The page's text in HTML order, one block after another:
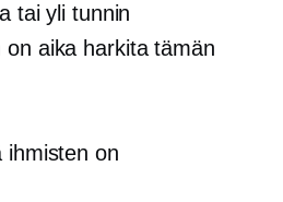
tai yli tunnin
on aika harkita tämän
ihmisten on